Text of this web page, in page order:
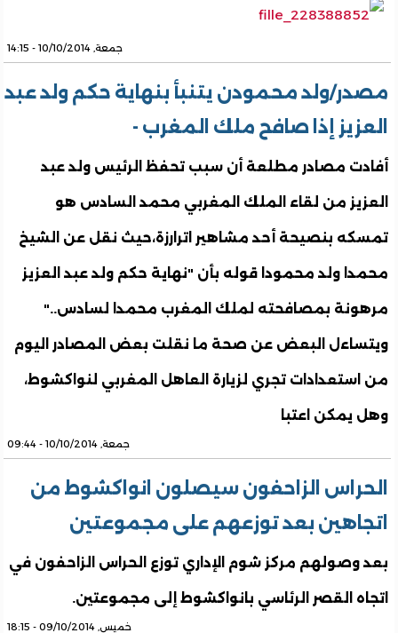
جمعة, 10/10/2014 - 14:15
مصدر/ولد محمودن يتنبأ بنهاية حكم ولد عبد
العزيز إذا صافح ملك المغرب -
أفادت مصادر مطلعة أن سبب تحفظ الرئيس ولد عبد
العزيز من لقاء الملك المغربي محمد السادس هو
تمسكه بنصيحة أحد مشاهير اترارزة،حيث نقل عن الشيخ
محمدا ولد محمودا قوله بأن "نهاية حكم ولد عبد العزيز
مرهونة بمصافحته لملك المغرب محمدا لسادس.."
ويتساءل البعض عن صحة ما نقلت بعض المصادر اليوم
من استعدادات تجري لزيارة العاهل المغربي لنواكشوط،
وهل يمكن اعتبا
جمعة, 10/10/2014 - 09:44
الحراس الزاحفون سيصلون انواكشوط من
اتجاهين بعد توزعهم على مجموعتين
بعد وصولهم مركز شوم الإداري توزع الحراس الزاحفون في
اتجاه القصر الرئاسي بانواكشوط إلى مجموعتين.
خميس, 09/10/2014 - 18:15